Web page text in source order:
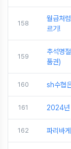
158
월급처
르기!
159
추석명
품권)
160 sh수협
161 2024년
162 파리바